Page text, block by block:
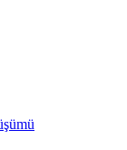
erişim